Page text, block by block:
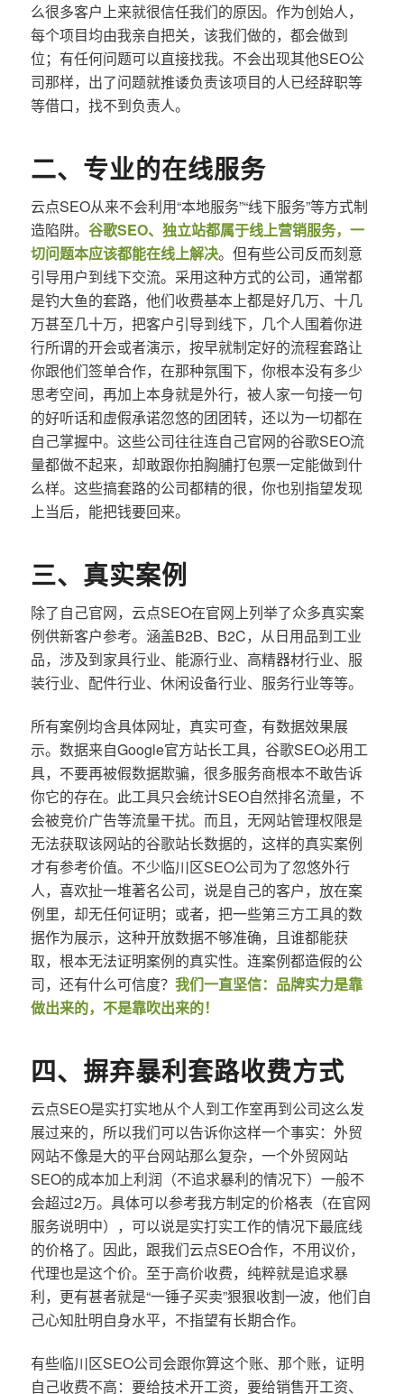
么很多客户上来就很信任我们的原因。作为创始人，
每个项目均由我亲自把关，该我们做的，都会做到
位；有任何问题可以直接找我。不会出现其他SEO公
司那样，出了问题就推诿负责该项目的人已经辞职等
等借口，找不到负责人。
二、专业的在线服务
云点SEO从来不会利用“本地服务”“线下服务”等方式制
造陷阱。 谷歌SEO、独立站都属于线上营销服务，一
切问题本应该都能在线上解决。但有些公司反而刻意
引导用户到线下交流。采用这种方式的公司，通常都
是钓大鱼的套路，他们收费基本上都是好几万、十几
万甚至几十万，把客户引导到线下，几个人围着你进
行所谓的开会或者演示，按早就制定好的流程套路让
你跟他们签单合作，在那种氛围下，你根本没有多少
思考空间，再加上本身就是外行，被人家一句接一句
的好听话和虚假承诺忽悠的团团转，还以为一切都在
自己掌握中。这些公司往往连自己官网的谷歌SEO流
量都做不起来，却敢跟你拍胸脯打包票一定能做到什
么样。这些搞套路的公司都精的很，你也别指望发现
上当后，能把钱要回来。
三、真实案例
除了自己官网，云点SEO在官网上列举了众多真实案
例供新客户参考。涵盖B2B、B2C，从日用品到工业
品，涉及到家具行业、能源行业、高精器材行业、服
装行业、配件行业、休闲设备行业、服务行业等等。
所有案例均含具体网址，真实可查，有数据效果展
示。数据来自Google官方站长工具，谷歌SEO必用工
具，不要再被假数据欺骗，很多服务商根本不敢告诉
你它的存在。此工具只会统计SEO自然排名流量，不
会被竞价广告等流量干扰。而且，无网站管理权限是
无法获取该网站的谷歌站长数据的，这样的真实案例
才有参考价值。不少临川区SEO公司为了忽悠外行
人，喜欢扯一堆著名公司，说是自己的客户，放在案
例里，却无任何证明；或者，把一些第三方工具的数
据作为展示，这种开放数据不够准确，且谁都能获
取，根本无法证明案例的真实性。连案例都造假的公
司，还有什么可信度？ 我们一直坚信：品牌实力是靠
做出来的，不是靠吹出来的！
四、摒弃暴利套路收费方式
云点SEO是实打实地从个人到工作室再到公司这么发
展过来的，所以我们可以告诉你这样一个事实：外贸
网站不像是大的平台网站那么复杂，一个外贸网站
SEO的成本加上利润（不追求暴利的情况下）一般不
会超过2万。具体可以参考我方制定的价格表（在官网
服务说明中），可以说是实打实工作的情况下最底线
的价格了。因此，跟我们云点SEO合作，不用议价，
代理也是这个价。至于高价收费，纯粹就是追求暴
利，更有甚者就是“一锤子买卖”狠狠收割一波，他们自
己心知肚明自身水平，不指望有长期合作。
有些临川区SEO公司会跟你算这个账、那个账，证明
自己收费不高：要给技术开工资，要给销售开工资、